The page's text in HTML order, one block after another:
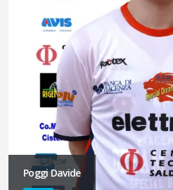
Poggi Davide